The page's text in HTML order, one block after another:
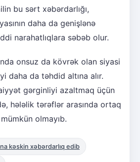
bu sərt xəbərdarlığı,
daha da genişlənə
narahatlıqlara səbəb olur.
onsuz da kövrək olan siyasi
daha da təhdid altına alır.
gərginliyi azaltmaq üçün
hələlik tərəflər arasında ortaq
olmayıb.
kəskin xəbərdarlıq edib